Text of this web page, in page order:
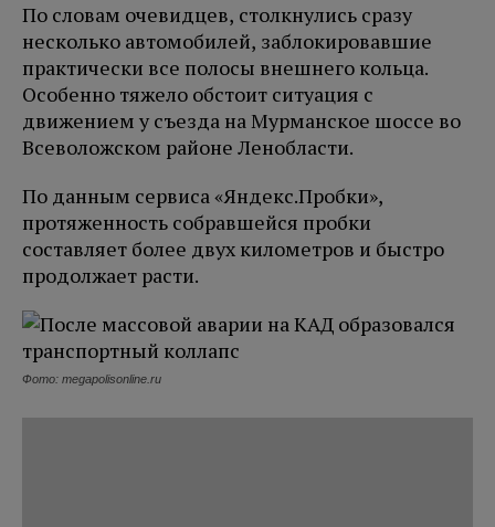
По словам очевидцев, столкнулись сразу
несколько автомобилей, заблокировавшие
практически все полосы внешнего кольца.
Особенно тяжело обстоит ситуация с
движением у съезда на Мурманское шоссе во
Всеволожском районе Ленобласти.
По данным сервиса «Яндекс.Пробки»,
протяженность собравшейся пробки
составляет более двух километров и быстро
продолжает расти.
Фото: megapolisonline.ru